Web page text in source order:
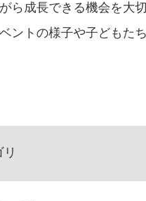
ら成長できる機会を大
ントの様子や子どもた
リ